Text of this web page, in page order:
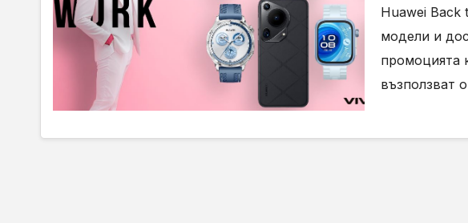
Huawei Back
модели и
промоцията
възползват